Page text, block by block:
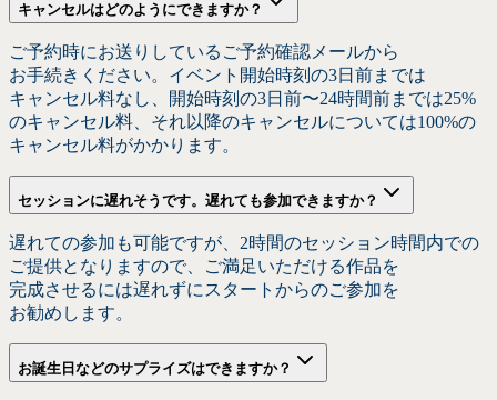
キャンセルはどのようにできますか？
ご予約時にお送りしている ご予約確認メールから
お手続きください。 イベント開始時刻の3日前までは
キャンセル料なし、
開始時刻の3日前〜24時間前までは25%
のキャンセル料、 それ以降のキャンセルについては100%の
キャンセル料がかかります。
セッションに遅れそうです。 遅れても参加できますか？
遅れての参加も可能ですが、 2時間のセッション時間内での
ご提供と なりますので、 ご満足いただける作品を
完成させるには遅れずに スタートからのご参加を
お勧めします。
お誕生 日などのサプライズはできますか？